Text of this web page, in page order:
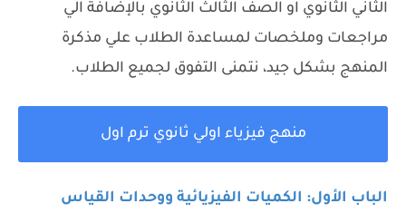
الثاني الثانوي او الصف الثالث الثانوي بالإضافة الي
مراجعات وملخصات لمساعدة الطلاب علي مذكرة
المنهج بشكل جيد، نتمنى التفوق لجميع الطلاب.
منهج فيزياء اولي ثانوي ترم اول
الباب الأول: الكميات الفيزيائية ووحدات القياس